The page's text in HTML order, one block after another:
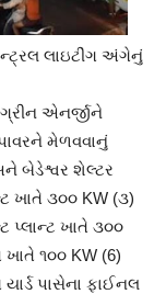
લાઇટીંગ અંગેનું
એનર્જીને
મેળવવાનું
બેડેશ્વર શેલ્ટર
ખાતે ૩૦૦ KW (૩)
પ્લાન્ટ ખાતે ૩૦૦
ખાતે ૧૦૦ KW (6)
યાર્ડ પાસેના ફાઈનલ